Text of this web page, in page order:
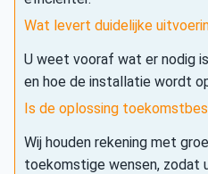
Wat levert duidelijke
U weet vooraf wat er nodig
en hoe de installatie wordt
Is de oplossing
Wij houden rekening met
toekomstige wensen, zodat